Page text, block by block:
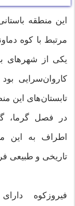
این منطقه
مرتبط با کوه
یکی از شهرهای
کاروان‌سرایی
تابستان‌های این
در فصل گرما،
اطراف به این
تاریخی و طبیعی
فیروزکوه